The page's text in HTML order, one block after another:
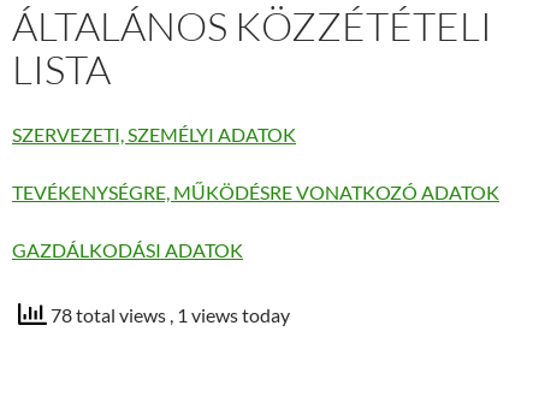
ÁLTALÁNOS KÖZZÉTÉTELI
LISTA
SZERVEZETI, SZEMÉLYI ADATOK
TEVÉKENYSÉGRE, MŰKÖDÉSRE VONATKOZÓ ADATOK
GAZDÁLKODÁSI ADATOK
78 total views , 1 views today